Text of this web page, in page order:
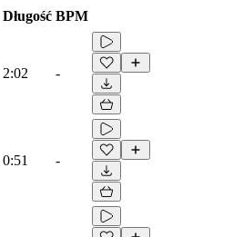
Długość BPM
2:02 -
0:51 -